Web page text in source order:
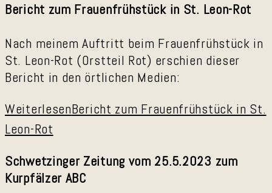
Bericht zum Frauenfrühstück in St. Leon-Rot
Nach meinem Auftritt beim Frauenfrühstück in
St. Leon-Rot (Orstteil Rot) erschien dieser
Bericht in den örtlichen Medien:
WeiterlesenBericht zum Frauenfrühstück in St.
Leon-Rot
Schwetzinger Zeitung vom 25.5.2023 zum
Kurpfälzer ABC